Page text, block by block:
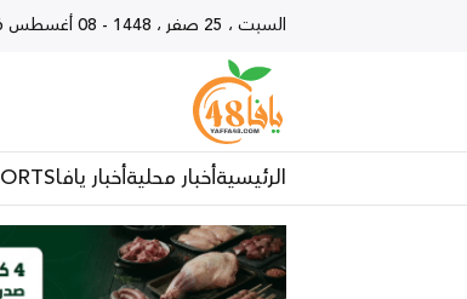
السبت ، 25 صفر ، 1448 - 08 أغسطس 2026
الرئيسيةأخبار محليةأخبار يافا